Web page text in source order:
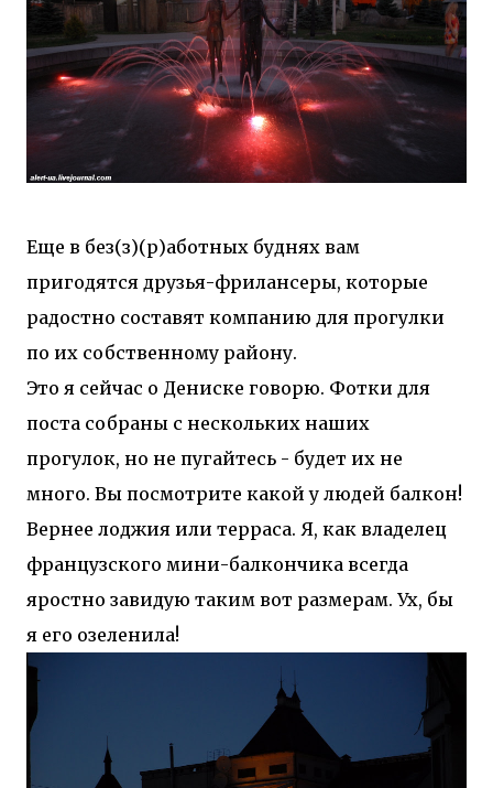
Еще в без(з)(р)аботных буднях вам
пригодятся друзья-фрилансеры, которые
радостно составят компанию для прогулки
по их собственному району.
Это я сейчас о Дениске говорю. Фотки для
поста собраны с нескольких наших
прогулок, но не пугайтесь - будет их не
много. Вы посмотрите какой у людей балкон!
Вернее лоджия или терраса. Я, как владелец
французского мини-балкончика всегда
яростно завидую таким вот размерам. Ух, бы
я его озеленила!